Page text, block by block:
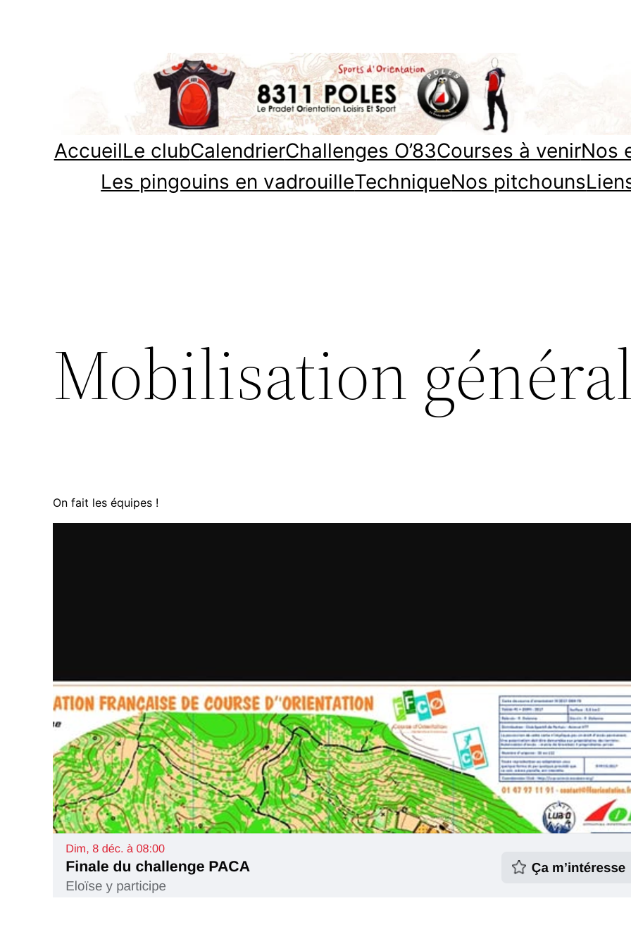
AccueilLe clubCalendrierChallenges O’83Courses à venirNos
Les pingouins en vadrouilleTechniqueNos pitchouns
Mobilisation
On fait les équipes !